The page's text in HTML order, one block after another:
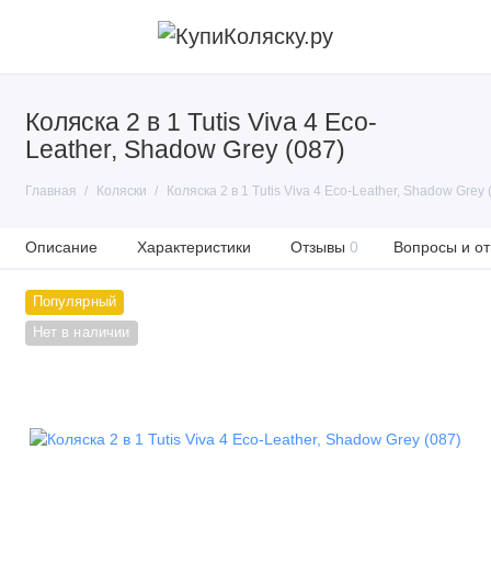
Коляска 2 в 1 Tutis Viva 4 Eco-
Leather, Shadow Grey (087)
Главная Коляски Коляска 2 в 1 Tutis Viva 4 Eco-Leather, Shadow Grey
Описание Характеристики Отзывы 0 Вопросы и
Популярный
Нет в наличии